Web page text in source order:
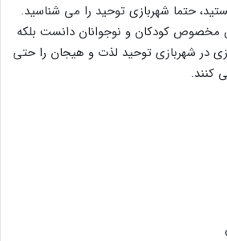
حتما شهربازی توحید را می شناسید.
مخصوص کودکان و نوجوانان دانست بلکه
در شهربازی توحید لذت و هیجان را حتی
کنند.